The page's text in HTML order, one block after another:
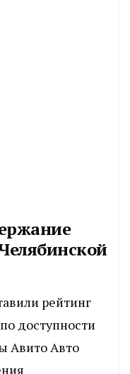
рейтинг
доступности
Авито Авто